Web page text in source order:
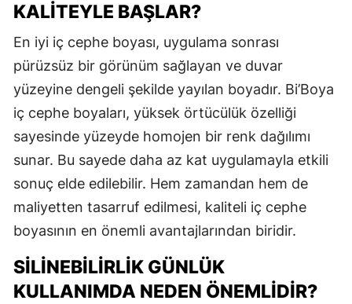
KALITEYLE BAŞLAR?
En iyi iç cephe boyası, uygulama sonrası
pürüzsüz bir görünüm sağlayan ve duvar
yüzeyine dengeli şekilde yayılan boyadır. Bi’Boya
iç cephe boyaları, yüksek örtücülük özelliği
sayesinde yüzeyde homojen bir renk dağılımı
sunar. Bu sayede daha az kat uygulamayla etkili
sonuç elde edilebilir. Hem zamandan hem de
maliyetten tasarruf edilmesi, kaliteli iç cephe
boyasının en önemli avantajlarından biridir.
SILINEBILIRLIK GÜNLÜK
KULLANIMDA NEDEN ÖNEMLIDIR?